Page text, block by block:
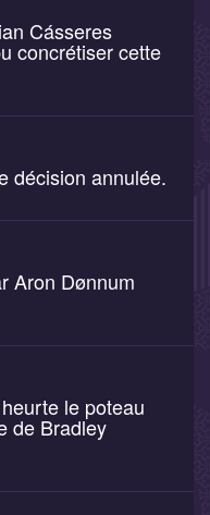
Cásseres
concrétiser cette
décision annulée.
Aron Dønnum
le poteau
de Bradley